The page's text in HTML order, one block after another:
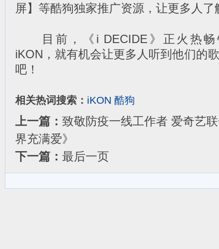
屏】等酷狗独家推广资源，让更多人
目前，《i DECIDE》正火热畅
iKON，就有机会让更多人听到他们的
吧！
相关热词搜索： iKON 酷狗
上一篇： 致敬防疫一线工作者 爱奇艺
界充满爱》
下一篇： 最后一页